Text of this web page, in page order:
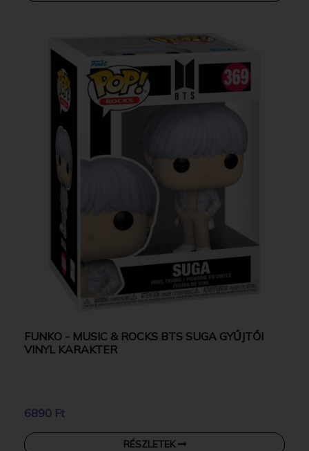
FUNKO - MUSIC & ROCKS BTS SUGA GYŰJTŐI
VINYL KARAKTER
6890 Ft
RÉSZLETEK